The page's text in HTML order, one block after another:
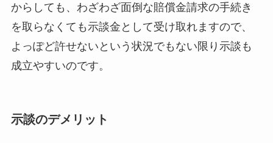
からしても、わざわざ面倒な賠償金請求の手続き
を取らなくても示談金として受け取れますので、
よっぽど許せないという状況でもない限り示談も
成立やすいのです。
示談のデメリット